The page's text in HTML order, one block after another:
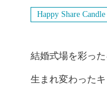
Happy Share Candle
結婚式場を彩った
生まれ変わった